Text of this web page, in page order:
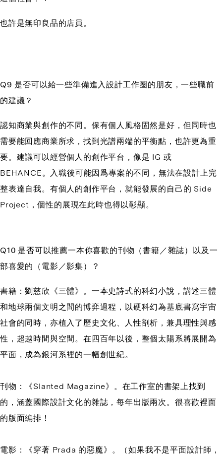
也許是無印良品的店員。
Q9 是否可以給一些準備進入設計工作圈的朋友，一些職前
的建議？
認知商業與創作的不同。保有個人風格固然是好，但同時也
需要能回應商業所求，找到光譜兩端的平衡點，也許更為重
要。建議可以經營個人的創作平台，像是 IG 或
BEHANCE。入職後可能因爲專案的不同，無法在設計上完
整表達自我。有個人的創作平台，就能發展的自己的 Side
Project，個性的展現在此時也得以彰顯。
Q10 是否可以推薦一本你喜歡的刊物（書籍／雜誌）以及一
部喜愛的（電影／影集）？
書籍：劉慈欣《三體》。一本史詩式的科幻小說，講述三體
和地球兩個文明之間的博弈過程，以硬科幻為基底書寫宇宙
社會的同時，亦植入了歷史文化、人性剖析，兼具理性與感
性，超越時間與空間。在四百年以後，整個太陽系將展開為
平面，成為銀河系裡的一幅創世紀。
刊物：《Slanted Magazine》。在工作室的書架上找到
的，涵蓋國際設計文化的雜誌，每年出版兩次。很喜歡裡面
的版面編排！
電影：《穿著 Prada 的惡魔》。（如果我不是平面設計師，